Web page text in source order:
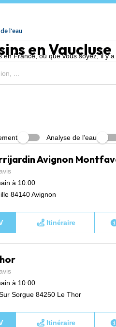
l'eau
en Vaucluse
en France, où que vous soyez, il y
Analyse de l'eau
Avignon
à 10:00
84140 Avignon
Itinéraire
à 10:00
Sorgue 84250 Le Thor
Itinéraire